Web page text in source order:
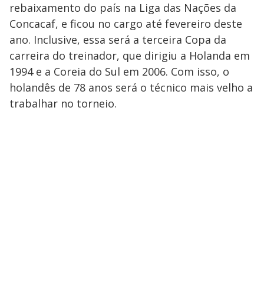
rebaixamento do país na Liga das Nações da
Concacaf, e ficou no cargo até fevereiro deste
ano. Inclusive, essa será a terceira Copa da
carreira do treinador, que dirigiu a Holanda em
1994 e a Coreia do Sul em 2006. Com isso, o
holandês de 78 anos será o técnico mais velho a
trabalhar no torneio.